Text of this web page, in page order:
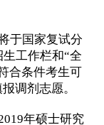
于国家复试分
工作栏和“全
合条件考生可
调剂志愿。
年硕士研究